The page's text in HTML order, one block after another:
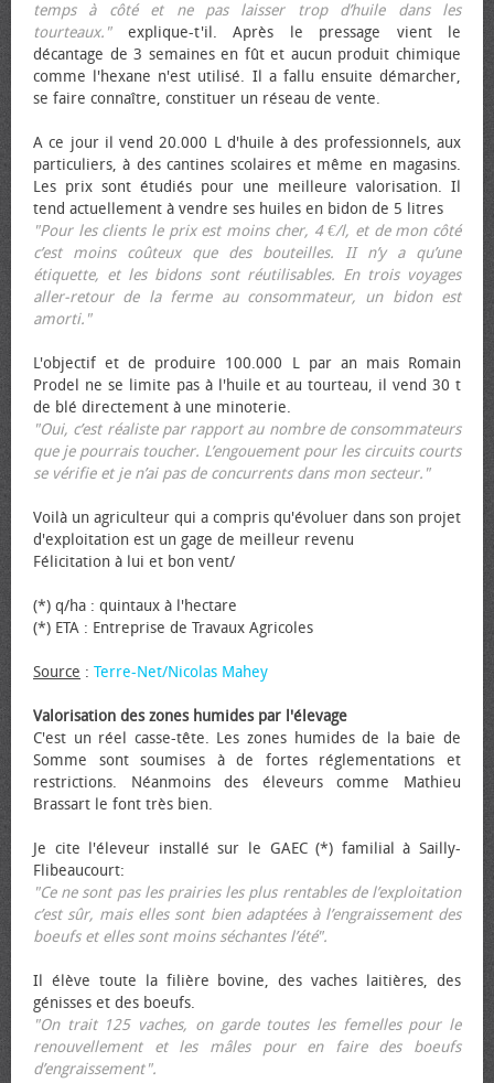
temps à côté et ne pas laisser trop d’huile dans les
tourteaux."explique-t'il. Après le pressage vient le
décantage de 3 semaines en fût et aucun produit chimique
comme l'hexane n'est utilisé. Il a fallu ensuite démarcher,
se faire connaître, constituer un réseau de vente.
A ce jour il vend 20.000 L d'huile à des professionnels, aux
particuliers, à des cantines scolaires et même en magasins.
Les prix sont étudiés pour une meilleure valorisation. Il
tend actuellement à vendre ses huiles en bidon de 5 litres
"Pour les clients le prix est moins cher, 4 €/l, et de mon côté
c’est moins coûteux que des bouteilles. II n’y a qu’une
étiquette, et les bidons sont réutilisables. En trois voyages
aller-retour de la ferme au consommateur, un bidon est
amorti."
L'objectif et de produire 100.000 L par an mais Romain
Prodel ne se limite pas à l'huile et au tourteau, il vend 30 t
de blé directement à une minoterie.
"Oui, c’est réaliste par rapport au nombre de consommateurs
que je pourrais toucher. L’engouement pour les circuits courts
se vérifie et je n’ai pas de concurrents dans mon secteur."
Voilà un agriculteur qui a compris qu'évoluer dans son projet
d'exploitation est un gage de meilleur revenu
Félicitation à lui et bon vent/
(*) q/ha : quintaux à l'hectare
(*) ETA : Entreprise de Travaux Agricoles
Source : Terre-Net/Nicolas Mahey
Valorisation des zones humides par l'élevage
C'est un réel casse-tête. Les zones humides de la baie de
Somme sont soumises à de fortes réglementations et
restrictions. Néanmoins des éleveurs comme Mathieu
Brassart le font très bien.
Je cite l'éleveur installé sur le GAEC (*) familial à Sailly-
Flibeaucourt:
"Ce ne sont pas les prairies les plus rentables de l’exploitation
c’est sûr, mais elles sont bien adaptées à l’engraissement des
bœufs et elles sont moins séchantes l’été".
Il élève toute la filière bovine, des vaches laitières, des
génisses et des bœufs.
"On trait 125 vaches, on garde toutes les femelles pour le
renouvellement et les mâles pour en faire des bœufs
d’engraissement".